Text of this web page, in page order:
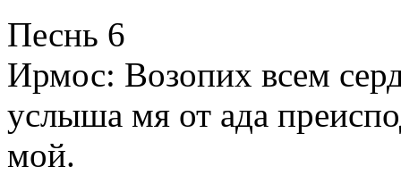
Песнь 6
Ирмос: Возопих всем
услыша мя от ада
мой.